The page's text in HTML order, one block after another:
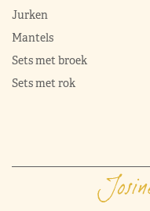
Jurken
Mantels
Sets met broek
Sets met rok